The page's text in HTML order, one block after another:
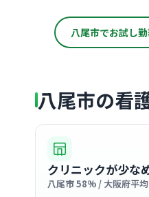
八尾市でお試し
八尾市の看
クリニックが少な
八尾市 58% / 大阪府平